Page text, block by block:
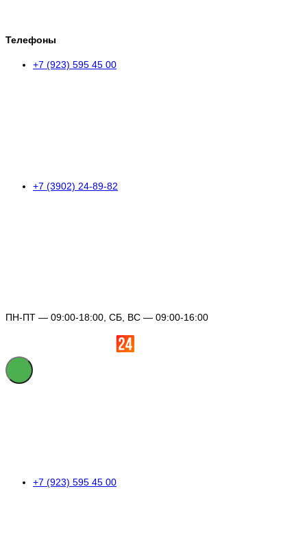
Телефоны
+7 (923) 595 45 00
+7 (3902) 24-89-82
ПН-ПТ — 09:00-18:00, СБ, ВС — 09:00-16:00
+7 (923) 595 45 00